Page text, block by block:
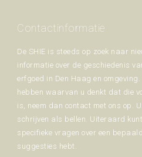
Contactinformatie
De SHIE is steeds op zoek naar
informatie over de geschiedenis
erfgoed in Den Haag en
hebben waarvan u denkt dat die
is, neem dan contact met ons op.
schrijven als bellen. Uiteraard
specifieke vragen over een
suggesties hebt.